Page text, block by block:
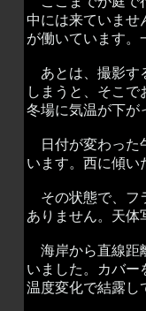
中には来ていませ
が働いています。
あとは、撮影す
しまうと、そこ
冬場に気温が下が
日付が変わった
います。西に傾い
その状態で、フ
ありません。天体
海岸から直線距
いました。カバー
温度変化で結露し